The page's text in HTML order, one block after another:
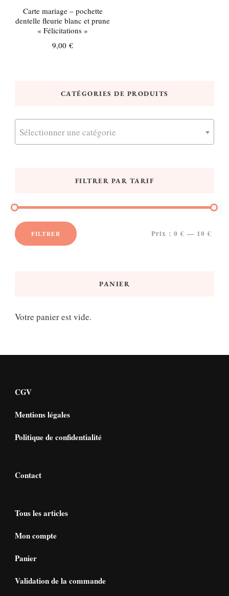
Carte mariage – pochette
dentelle fleurie blanc et prune
« Félicitations »
9,00€
CATÉGORIES DE PRODUITS
Sélectionner une catégorie
FILTRER PAR TARIF
FILTRER Prix : 0 € — 10 €
PANIER
Votre panier est vide.
CGV
Mentions légales
Politique de confidentialité
Contact
Tous les articles
Mon compte
Panier
Validation de la commande